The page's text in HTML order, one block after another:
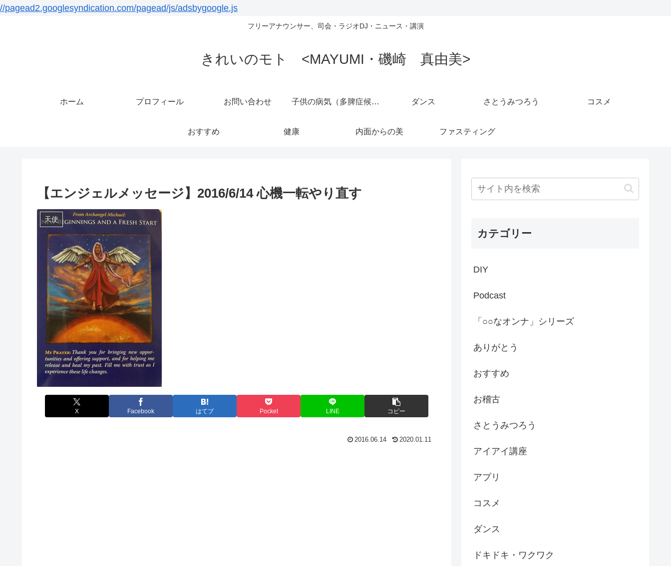
//pagead2.googlesyndication.com/pagead/js/adsbygoogle.js
フリーアナウンサー、司会・ラジオDJ・ニュース・講演
きれいのモト <MAYUMI・磯崎 真由美>
ホーム プロフィール お問い合わせ 子供の病気（多脾症候群） ダンス さとうみつろう コスメ
おすすめ 健康 内面からの美 ファスティング
【エンジェルメッセージ】2016/6/14 心機一転やり直す
天使
X Facebook はてブ Pocket LINE コピー
2016.06.14 2020.01.11
カテゴリー
DIY
Podcast
「○○なオンナ」シリーズ
ありがとう
おすすめ
お稽古
さとうみつろう
アイアイ講座
アプリ
コスメ
ダンス
ドキドキ・ワクワク